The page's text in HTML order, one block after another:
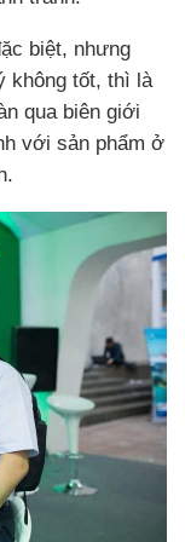
biệt, nhưng
không tốt, thì là
qua biên giới
với sản phẩm ở